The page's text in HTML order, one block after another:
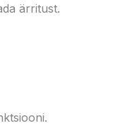
ärritust.